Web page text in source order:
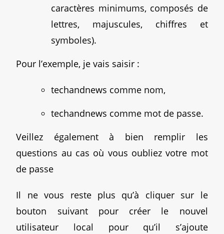
caractères minimums, composés de
lettres, majuscules, chiffres et
symboles).
Pour l’exemple, je vais saisir :
techandnews comme nom,
techandnews comme mot de passe.
Veillez également à bien remplir les
questions au cas où vous oubliez votre mot
de passe
Il ne vous reste plus qu’à cliquer sur le
bouton suivant pour créer le nouvel
utilisateur local pour qu’il s’ajoute